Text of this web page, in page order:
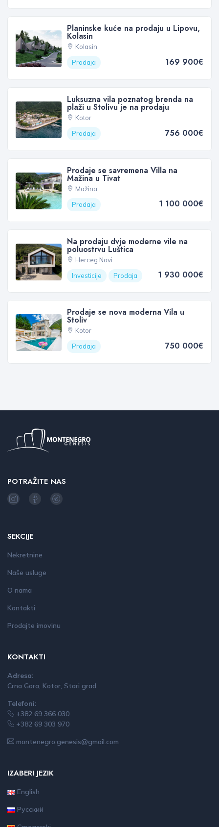
Planinske kuće na prodaju u Lipovu,
Kolasin
Kolasin
Prodaja
169 900€
Luksuzna vila poznatog brenda na
plaži u Stolivu je na prodaju
Kotor
Prodaja
756 000€
Prodaje se savremena Villa na
Mažina u Tivat
Mažina
Prodaja
1 100 000€
Na prodaju dvje moderne vile na
poluostrvu Luštica
Herceg Novi
Investicije
Prodaja 1 930 000€
Prodaje se nova moderna Vila u
Stoliv
Kotor
Prodaja
750 000€
POTRAŽITE NAS
SEKCIJE
Nekretnine
Naše usluge
O nama
Kontakti
Prodajte imovinu
KONTAKTI
Adresa:
Crna Gora, Kotor, Stari grad
Telefoni:
+382 69 366 030
+382 69 303 970
montenegro.genesis@gmail.com
IZABERI JEZIK
English
Русский